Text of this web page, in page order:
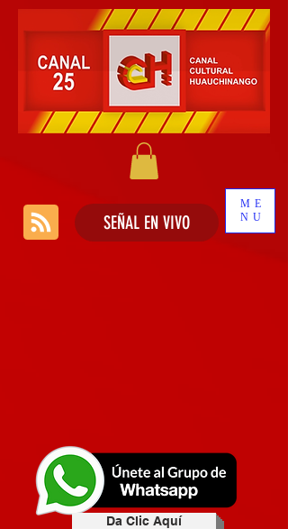
ME
NU
SEÑAL EN VIVO
Da Clic Aquí